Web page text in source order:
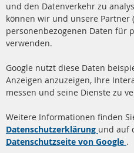
+49 (0) 4533 799 00 0
Mo-Do: 09-17 Uhr, Fr 09-16 Uhr
info@contra-automotive.de
facebook
instagram
Quick Links
Dieselpartikelfilter (DPF)
Dieselpartikelfilter
und den Datenverkehr zu
können wir und unsere Partner
personenbezogenen Daten für
verwenden.
Google nutzt diese Daten
Anzeigen anzuzeigen, Ihre
messen und seine Dienste zu
Weitere Informationen finden
Datenschutzerklärung und auf
Datenschutzseite von Google .